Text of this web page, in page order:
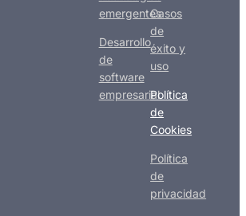
emergentes
Desarrollo
de
software
empresarial
Casos
de
éxito y
uso
Política
de
Cookies
Política
de
privacidad